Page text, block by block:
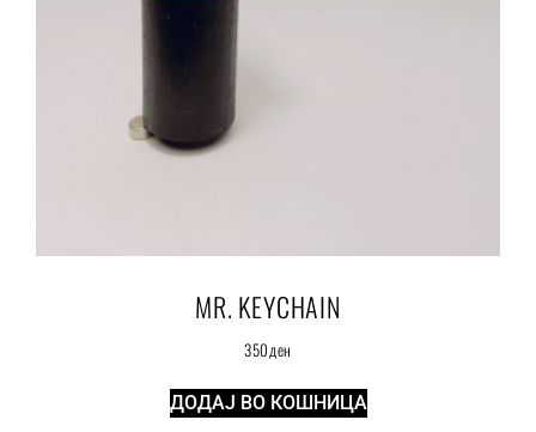
MR. KEYCHAIN
350ден
ДОДАЈ ВО КОШНИЦА